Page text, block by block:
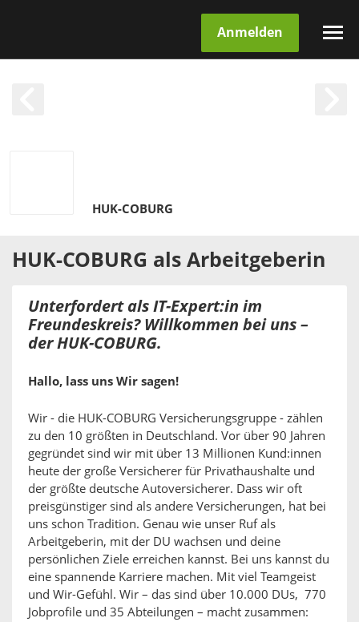
Anmelden
HUK-COBURG
HUK-COBURG als Arbeitgeberin
Unterfordert als IT-Expert:in im
Freundeskreis? Willkommen bei uns –
der HUK-COBURG.
Hallo, lass uns Wir sagen!
Wir - die HUK-COBURG Versicherungsgruppe - zählen
zu den 10 größten in Deutschland. Vor über 90 Jahren
gegründet sind wir mit über 13 Millionen Kund:innen
heute der große Versicherer für Privathaushalte und
der größte deutsche Autoversicherer. Dass wir oft
preisgünstiger sind als andere Versicherungen, hat bei
uns schon Tradition. Genau wie unser Ruf als
Arbeitgeberin, mit der DU wachsen und deine
persönlichen Ziele erreichen kannst. Bei uns kannst du
eine spannende Karriere machen. Mit viel Teamgeist
und Wir-Gefühl. Wir – das sind über 10.000 DUs, 770
Jobprofile und 35 Abteilungen – macht zusammen: